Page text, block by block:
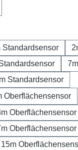
Standardsensor
Standardsensor
Oberflächensensor
Oberflächensensor
Oberflächensensor
15m